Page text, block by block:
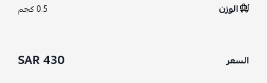
الوزن 0.5 كجم
السعر 430 SAR